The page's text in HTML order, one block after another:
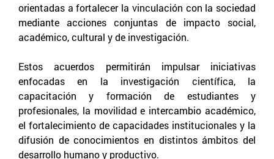
orientadas a fortalecer la vinculación con la sociedad
mediante acciones conjuntas de impacto social,
académico, cultural y de investigación.
Estos acuerdos permitirán impulsar iniciativas
enfocadas en la investigación científica, la
capacitación y formación de estudiantes y
profesionales, la movilidad e intercambio académico,
el fortalecimiento de capacidades institucionales y la
difusión de conocimientos en distintos ámbitos del
desarrollo humano y productivo.